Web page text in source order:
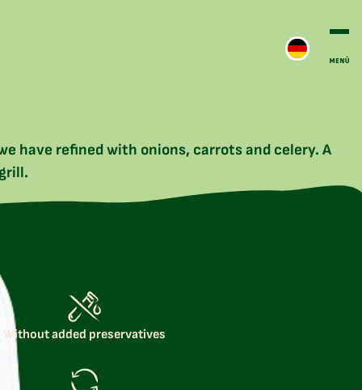
have refined with onions, carrots and celery. A
Without added preservatives